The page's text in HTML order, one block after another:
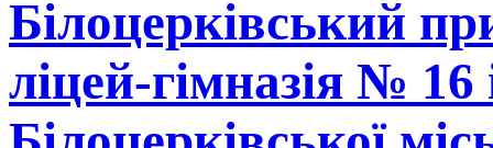
Білоцерківський
ліцей-гімназія №